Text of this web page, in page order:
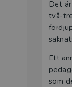
Det
två-
Ett
som